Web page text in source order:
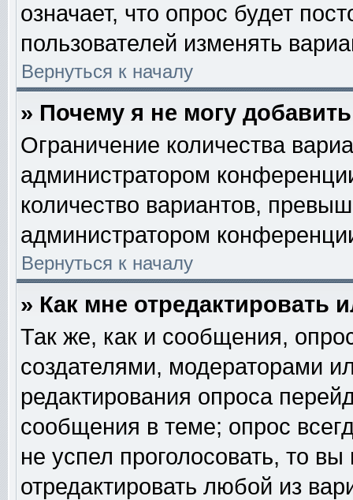
означает, что опрос будет
пользователей изменять
Вернуться к началу
» Почему я не могу
Ограничение количества
администратором
количество вариантов,
администратором
Вернуться к началу
» Как мне отредактировать
Так же, как и сообщения,
создателями, модераторами
редактирования опроса
сообщения в теме; опрос
не успел проголосовать, то
отредактировать любой из